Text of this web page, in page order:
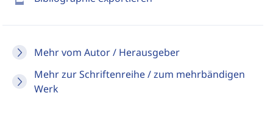
Mehr vom Autor / Herausgeber
Mehr zur Schriftenreihe / zum mehrbändigen
Werk